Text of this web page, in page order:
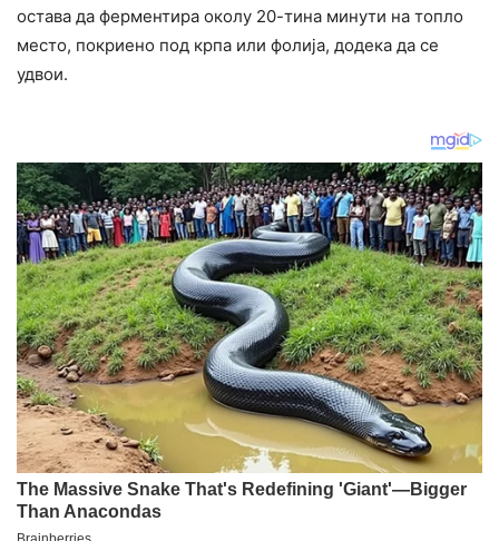
остава да ферментира околу 20-тина минути на топло
место, покриено под крпа или фолија, додека да се
удвои.